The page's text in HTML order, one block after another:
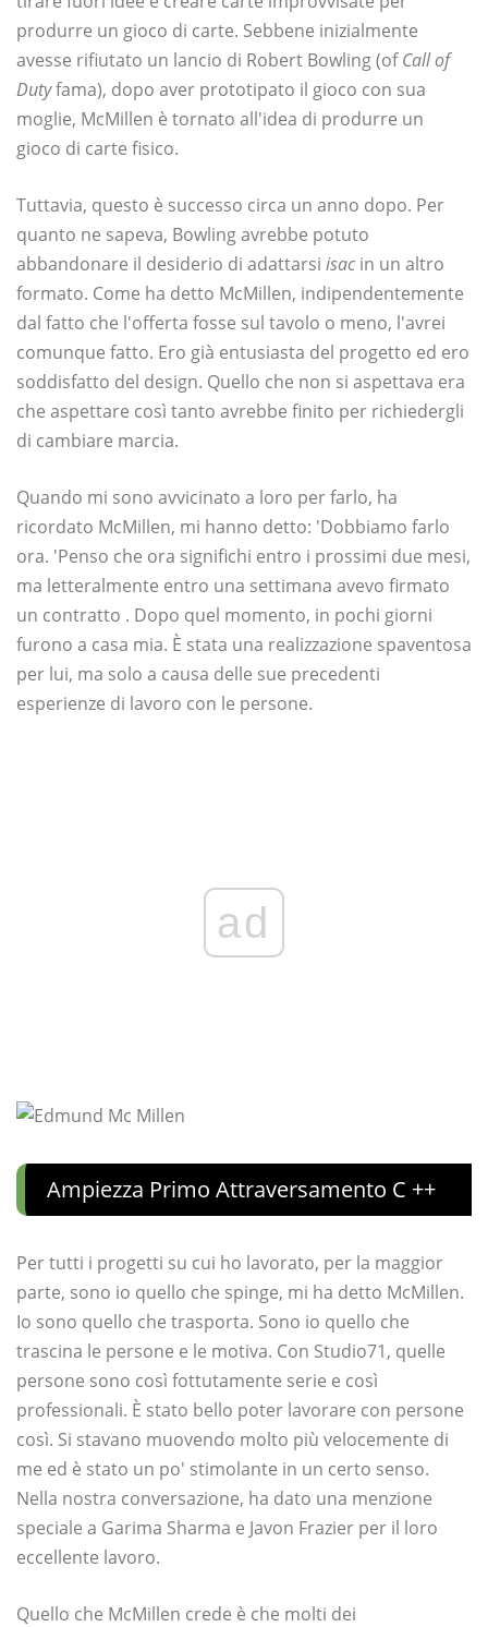
produrre un gioco di carte. Sebbene inizialmente
avesse rifiutato un lancio di Robert Bowling (ofCall of
Dutyfama), dopo aver prototipato il gioco con sua
moglie, McMillen è tornato all'idea di produrre un
gioco di carte fisico.
Tuttavia, questo è successo circa un anno dopo. Per
quanto ne sapeva, Bowling avrebbe potuto
abbandonare il desiderio di adattarsi isac in un altro
formato. Come ha detto McMillen, indipendentemente
dal fatto che l'offerta fosse sul tavolo o meno, l'avrei
comunque fatto. Ero già entusiasta del progetto ed ero
soddisfatto del design. Quello che non si aspettava era
che aspettare così tanto avrebbe finito per richiedergli
di cambiare marcia.
Quando mi sono avvicinato a loro per farlo, ha
ricordato McMillen, mi hanno detto: 'Dobbiamo farlo
ora. 'Penso che ora significhi entro i prossimi due mesi,
ma letteralmente entro una settimana avevo firmato
un contratto . Dopo quel momento, in pochi giorni
furono a casa mia. È stata una realizzazione spaventosa
per lui, ma solo a causa delle sue precedenti
esperienze di lavoro con le persone.
ad
Ampiezza Primo Attraversamento C ++
Per tutti i progetti su cui ho lavorato, per la maggior
parte, sono io quello che spinge, mi ha detto McMillen.
Io sono quello che trasporta. Sono io quello che
trascina le persone e le motiva. Con Studio71, quelle
persone sono così fottutamente serie e così
professionali. È stato bello poter lavorare con persone
così. Si stavano muovendo molto più velocemente di
me ed è stato un po' stimolante in un certo senso.
Nella nostra conversazione, ha dato una menzione
speciale a Garima Sharma e Javon Frazier per il loro
eccellente lavoro.
Quello che McMillen crede è che molti dei